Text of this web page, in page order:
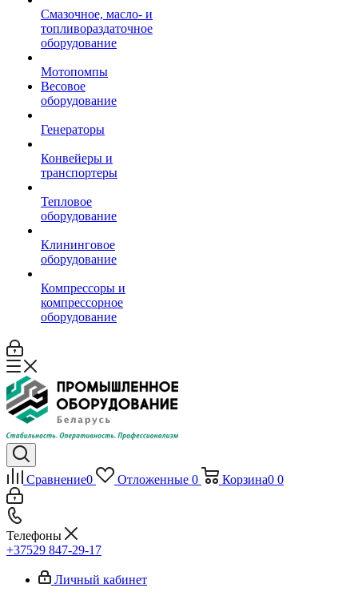
Смазочное, масло- и
топливораздаточное
оборудование
Мотопомпы
Весовое
оборудование
Генераторы
Конвейеры и
транспортеры
Тепловое
оборудование
Клининговое
оборудование
Компрессоры и
компрессорное
оборудование
Сравнение0 Отложенные 0 Корзина0 0
Телефоны
+37529 847-29-17‬
Личный кабинет